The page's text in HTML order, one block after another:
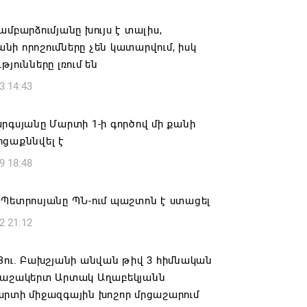
գնացքին
14:32
120 մլն եվրո ներդրում՝
զարգացման համար
13:49
դավաճանության օր․ ՌԴ և Նոր
հայոց թեմ
երկրորդ կյանք է ստանում
12:38
խույս է տալիս,
որոշումները չեն կատարվում, իսկ
լռում են
14:43
Մարտի 1-ի գործով մի քանի
է
18:48
ՊՆ-ում պաշտոն է ստացել
21:12
Բախշյանի անվան թիվ 3 հիմնական
Արտակ Աղաբեկյանն
միջազգային խոշոր մրցաշարում